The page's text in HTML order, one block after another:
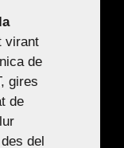
virant
de
gires
de
del